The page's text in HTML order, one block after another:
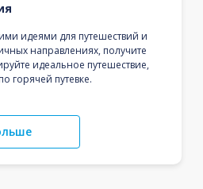
идеями для путешествий и
направлениях, получите
идеальное путешествие,
горячей путевке.